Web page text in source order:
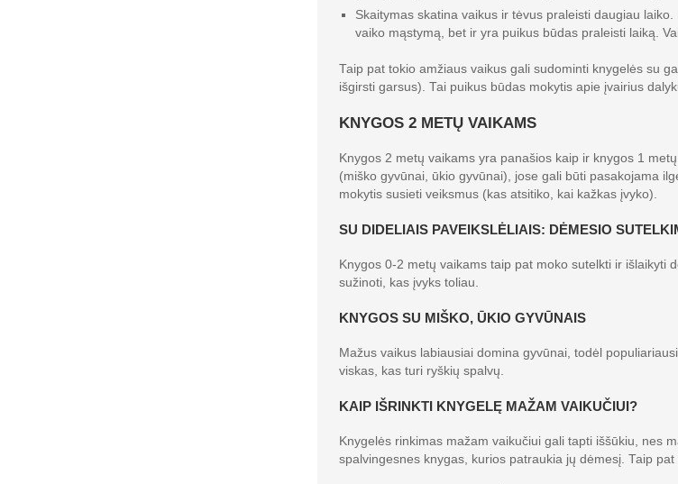
Skaitymas skatina vaikus ir tėvus praleisti daugiau
vaiko mąstymą, bet ir yra puikus būdas praleisti laiką.
Taip pat tokio amžiaus vaikus gali sudominti knygelės su
išgirsti garsus). Tai puikus būdas mokytis apie įvairius
KNYGOS 2 METŲ VAIKAMS
Knygos 2 metų vaikams yra panašios kaip ir knygos 1
(miško gyvūnai, ūkio gyvūnai), jose gali būti pasakojama
mokytis susieti veiksmus (kas atsitiko, kai kažkas įvyko).
SU DIDELIAIS PAVEIKSLĖLIAIS: DĖMESIO
Knygos 0-2 metų vaikams taip pat moko sutelkti ir išlaikyti
sužinoti, kas įvyks toliau.
KNYGOS SU MIŠKO, ŪKIO GYVŪNAIS
Mažus vaikus labiausiai domina gyvūnai, todėl
viskas, kas turi ryškių spalvų.
KAIP IŠRINKTI KNYGELĘ MAŽAM VAIKUČIUI?
Knygelės rinkimas mažam vaikučiui gali tapti iššūkiu, nes
spalvingesnes knygas, kurios patraukia jų dėmesį. Taip pat